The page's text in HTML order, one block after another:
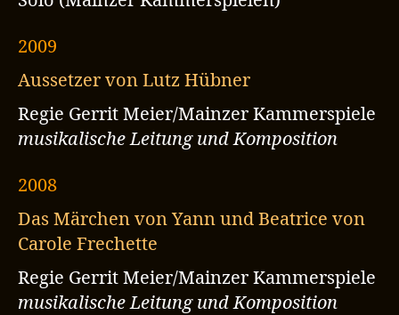
2009
Aussetzer von Lutz Hübner
Regie Gerrit Meier/Mainzer Kammerspiele
musikalische Leitung und Komposition
2008
Das Märchen von Yann und Beatrice von
Carole Frechette
Regie Gerrit Meier/Mainzer Kammerspiele
musikalische Leitung und Komposition